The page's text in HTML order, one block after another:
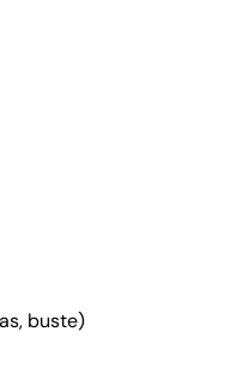
buste)